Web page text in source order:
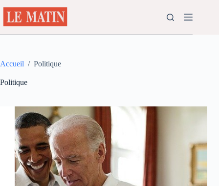
au
contenu
Accueil / Politique
Politique